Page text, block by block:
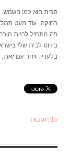
הבית הוא כמו השמש:
רחוקה. עוד מעט
פה מתחיל להיות מוכר
ביחס לבית שלי
בלעדיי. ויחד עם
15 תגובות